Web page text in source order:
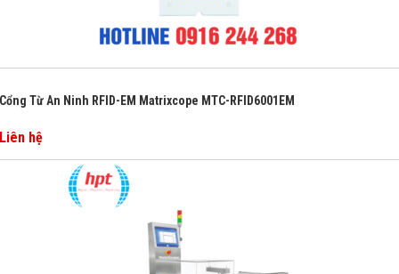
Từ An Ninh RFID-EM Matrixcope MTC-RFID6001EM
hệ